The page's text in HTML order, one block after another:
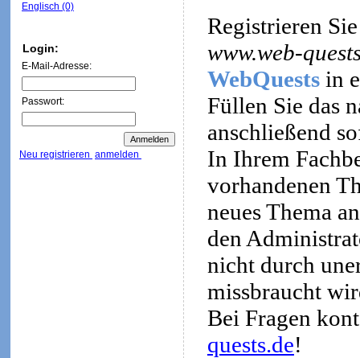
Englisch (0)
Login:
E-Mail-Adresse:
Passwort:
Neu registrieren anmelden
Registrieren
www.web-
WebQuestsin
Füllen Sie das
anschließend
In Ihrem
vorhandenen
neues Thema
den
nicht durch
missbraucht
Bei Fragen
quests.de!